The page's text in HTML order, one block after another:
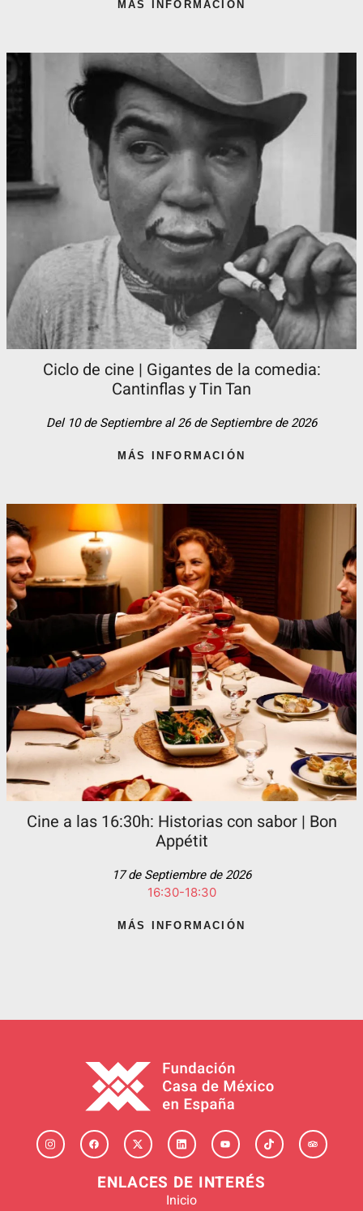
MÁS INFORMACIÓN
Ciclo de cine | Gigantes de la comedia:
Cantinflas y Tin Tan​
Del 10 de Septiembre al 26 de Septiembre de 2026
MÁS INFORMACIÓN
Cine a las 16:30h: Historias con sabor | Bon
Appétit
17 de Septiembre de 2026
16:30-18:30
MÁS INFORMACIÓN
ENLACES DE INTERÉS
Inicio